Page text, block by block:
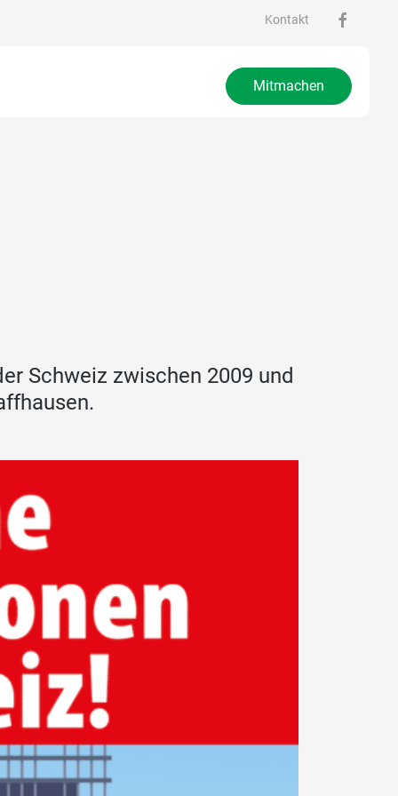
Kontakt
Mitmachen
Schweiz zwischen 2009 und